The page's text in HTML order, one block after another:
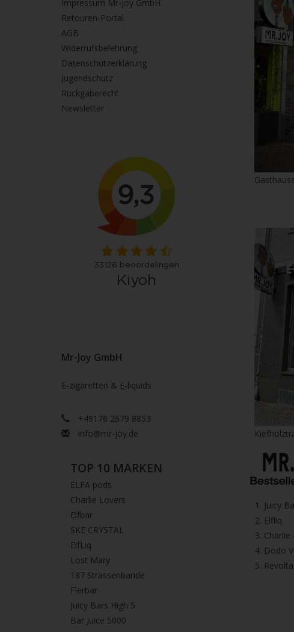
Impressum Mr-joy GmbH
Retouren-Portal
AGB
Widerrufsbelehrung
Datenschutzerklärung
Jugendschutz
Rückgaberecht
Newsletter
Mr-Joy GmbH
E-zigaretten & E-liquids
+49176 2679 8853
info@mr-joy.de
TOP 10 MARKEN
ELFA pods
Charlie Lovers
Elfbar
SKE CRYSTAL
ElfLiq
Lost Mary
187 Strassenbande
Flerbar
Juicy Bars High 5
Bar Juice 5000
1.⁠ ⁠Juicy
2.⁠ ⁠⁠Elfliq
3.⁠ ⁠⁠Charlie
4.⁠ ⁠⁠Dodo
5.